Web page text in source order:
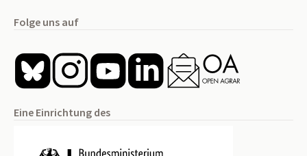
Folge uns auf
Eine Einrichtung des